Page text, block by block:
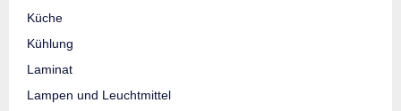
Küche
Kühlung
Laminat
Lampen und Leuchtmittel